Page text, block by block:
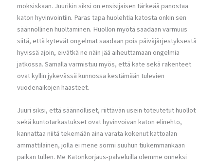
moksiskaan. Juurikin siksi on ensisijaisen tärkeää panostaa
katon hyvinvointiin. Paras tapa huolehtia katosta onkin sen
säännöllinen huoltaminen. Huollon myötä saadaan varmuus
siitä, että kytevät ongelmat saadaan pois päiväjärjestyksestä
hyvissä ajoin, eivätkä ne näin jää aiheuttamaan ongelmia
jatkossa. Samalla varmistuu myös, että kate sekä rakenteet
ovat kyllin jykevässä kunnossa kestämään tulevien
vuodenaikojen haasteet.
Juuri siksi, että säännölliset, riittävän usein toteutetut huollot
sekä kuntotarkastukset ovat hyvinvoivan katon elinehto,
kannattaa niitä tekemään aina varata kokenut kattoalan
ammattilainen, jolla ei mene sormi suuhun tiukemmankaan
paikan tullen. Me Katonkorjaus-palveluilla olemme onneksi